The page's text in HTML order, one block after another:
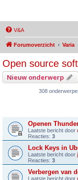
V&A
Forumoverzicht Varia
Open source
Nieuw onderwerp
308
Openen
Laatste bericht door
Reacties: 3
Lock Keys in
Laatste bericht door
Reacties: 3
Verbergen van
Laatste bericht door